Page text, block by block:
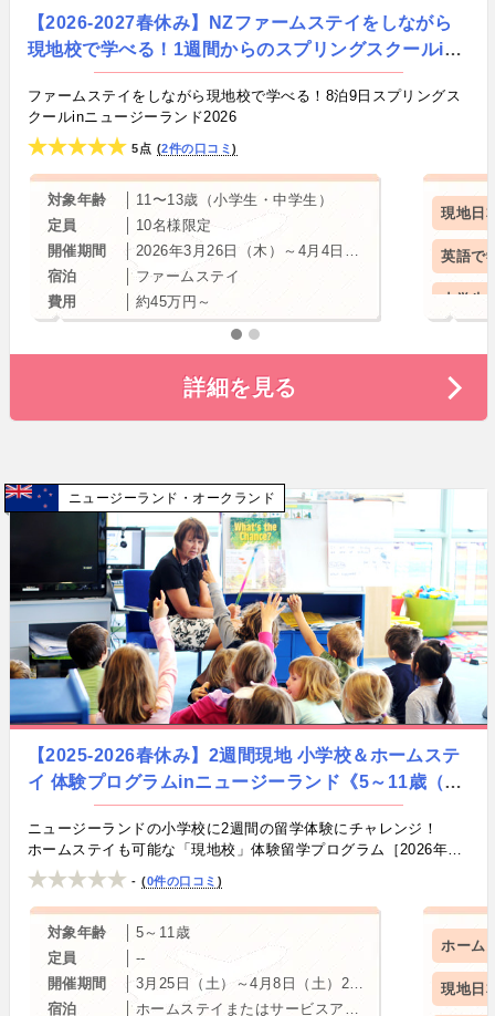
【2026-2027春休み】NZファームステイをしながら
現地校で学べる！1週間からのスプリングスクールin
ニュージーランド・オークランド 《11歳〜13歳（小
学生・中学生）》by kiki Communications Ltd.
5点 2件の口コミ
ファームステイをしながら現地校で学べる！8泊9日スプリングス
クールinニュージーランド2026
対象年齢
11〜13歳（小学生・中学生）
定員
10名様限定
開催期間
2026年3月26日（木）～4月4日（土）
宿泊
ファームステイ
費用
約45万円～
現地日
英語で
小学生
春休
詳細を見る
ニュージーランド オークランド
【2025-2026春休み】2週間現地 小学校＆ホームステ
イ 体験プログラムinニュージーランド《5～11歳（幼
稚園＆小学校留学）》by kiki Communications Ltd.
- 0件の口コミ
ニュージーランドの小学校に2週間の留学体験にチャレンジ！
ホームステイも可能な「現地校」体験留学プログラム［2026年春
休み・オークランド短期親子留学］
対象年齢
5～11歳
定員
--
開催期間
3月25日（土）～4月8日（土）2週間
宿泊
ホームステイまたはサービスアパートメントをお選びいただけます。
ホーム
現地日